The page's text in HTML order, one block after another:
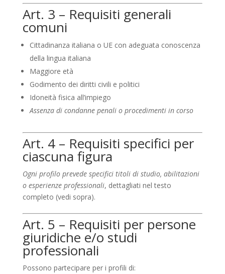
Art. 3 – Requisiti generali
comuni
Cittadinanza italiana o UE con adeguata conoscenza
della lingua italiana
Maggiore età
Godimento dei diritti civili e politici
Idoneità fisica all’impiego
Assenza di condanne penali o procedimenti in corso
Art. 4 – Requisiti specifici per
ciascuna figura
Ogni profilo prevede specifici titoli di studio, abilitazioni
o esperienze professionali, dettagliati nel testo
completo (vedi sopra).
Art. 5 – Requisiti per persone
giuridiche e/o studi
professionali
Possono partecipare per i profili di: